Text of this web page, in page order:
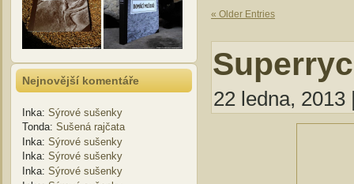
Nejnovější komentáře
Inka: Sýrové sušenky
Tonda: Sušená rajčata
Inka: Sýrové sušenky
Inka: Sýrové sušenky
Inka: Sýrové sušenky
« Older Entries
22 ledna,